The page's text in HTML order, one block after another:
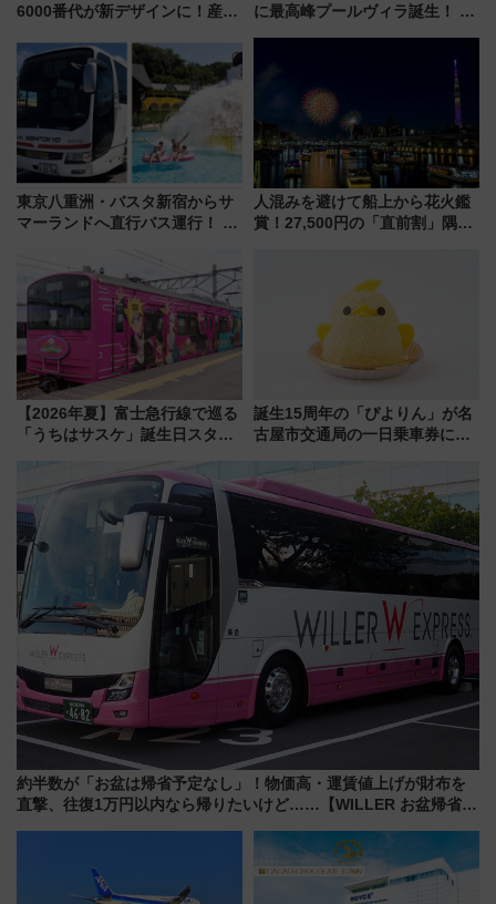
6000番代が新デザインに！産学
用は今冬から
に最高峰プールヴィラ誕生！ 石
東京八重洲・バスタ新宿からサ
マーランドへ直行バス運行！ お
推し活を楽しもう！（2026年
8/1～31）
人混みを避けて船上から花火鑑
賞！27,500円の「直前割」隅田
【2026年夏】富士急行線で巡る
「うちはサスケ」誕生日スタン
定グルメ＆グッズ徹底ガイド
誕生15周年の「ぴよりん」が名
古屋市交通局の一日乗車券に！
定1万5000枚】
約半数が「お盆は帰省予定なし」！物価高・運賃値上げが財布を
直撃、往復1万円以内なら帰りたいけど……【WILLER お盆帰省動